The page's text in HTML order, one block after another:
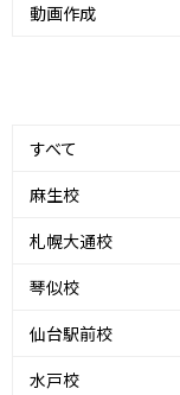
動画作成
すべて
麻生校
札幌大通校
琴似校
仙台駅前校
水戸校